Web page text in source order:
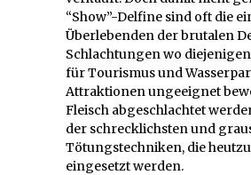
“Show”-Delfine sind oft die
Überlebenden der brutalen
Schlachtungen wo
für Tourismus und
Attraktionen ungeeignet
Fleisch abgeschlachtet
der schrecklichsten und
Tötungstechniken, die
eingesetzt werden.